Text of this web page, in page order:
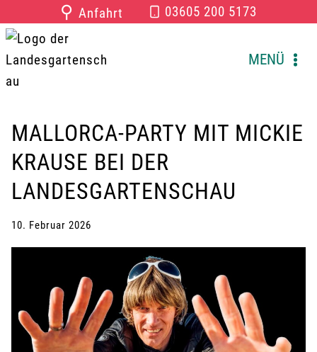
Inhalt
springen
⚲ Anfahrt 03605 200 5173
MENÜ
MALLORCA-PARTY MIT MICKIE
KRAUSE BEI DER
LANDESGARTENSCHAU
10. Februar 2026